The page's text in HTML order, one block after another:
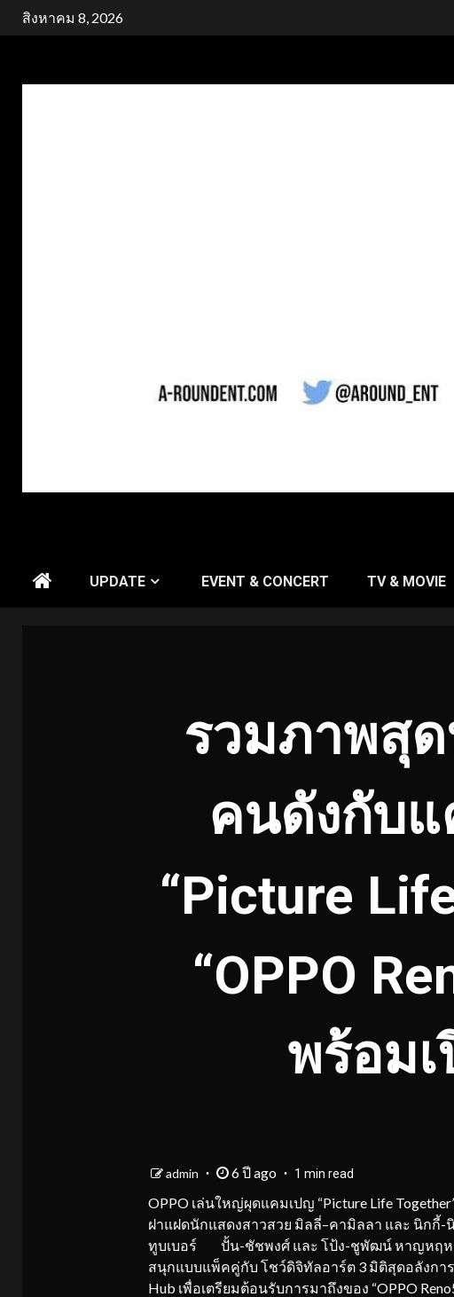
Skipสิงหาคม 8, 2026
UPDATE EVENT & CONCERT TV & MOVIE
รวมภาพสุ
คนดังกับ
“Picture
“OPPO
พร้อม
admin 6 ปี ago 1 min read
OPPO เล่นใหญ่ผุดแคมเปญ “Picture Life
ฝาแฝดนักแสดงสาวสวย มิลลี่–คามิลลา และ นิก
ทูบเบอร์ ปั้น-ชัชพงศ์ และ โป้ง-ชูพัฒน์ หาญหฤห
สนุกแบบแพ็คคู่กับ โชว์ดิจิทัลอาร์ต 3 มิติสุดอลังกา
Hub เพื่อเตรียมต้อนรับการมาถึงของ “OPPO